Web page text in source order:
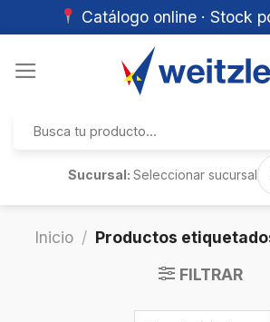
Catálogo online · Stock
por:
Sucursal:Seleccionar sucursal
Inicio / Productos
FILTRAR